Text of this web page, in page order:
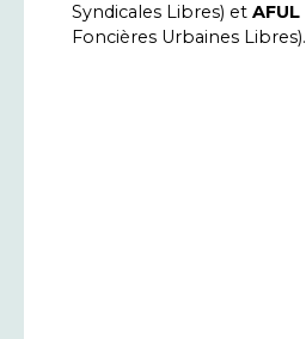
Syndicales Libres) et AFUL
Foncières Urbaines Libres).